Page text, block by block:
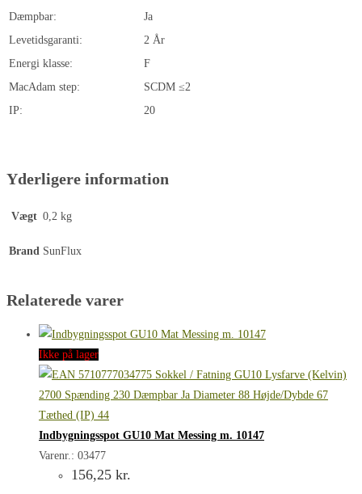
Dæmpbar:
Ja
Levetidsgaranti:
2 År
Energi klasse:
F
MacAdam step:
SCDM ≤2
IP:
20
Yderligere information
Vægt 0,2 kg
Brand SunFlux
Relaterede varer
Ikke på lager
Indbygningsspot GU10 Mat Messing m. 10147
Varenr.: 03477
156,25 kr.